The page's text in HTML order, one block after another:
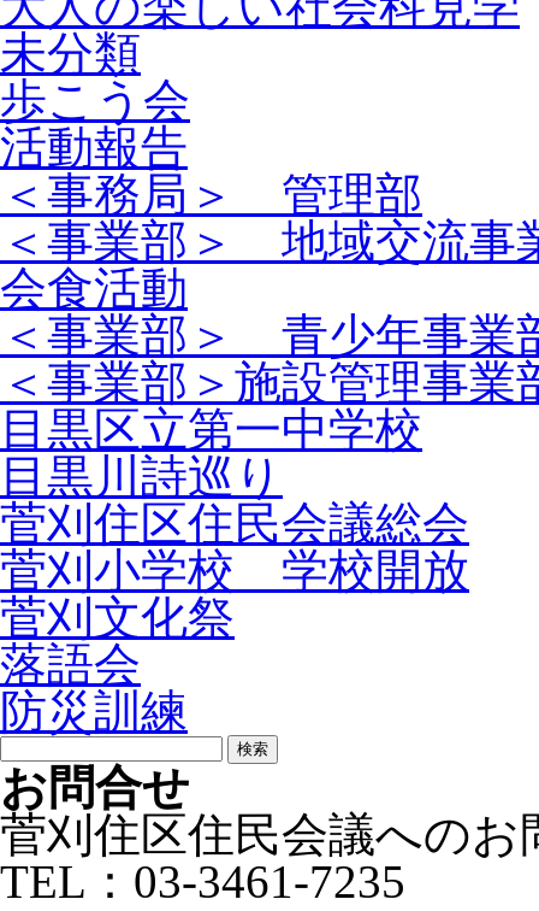
未分類
歩こう会
活動報告
＜事務局＞ 管理部
＜事業部＞ 地域交流事
会食活動
＜事業部＞ 青少年事業
＜事業部＞施設管理事業
目黒区立第一中学校
目黒川詩巡り
菅刈住区住民会議総会
菅刈小学校 学校開放
菅刈文化祭
落語会
防災訓練
検
索:
お問合せ
菅刈住区住民会議への
TEL：03-3461-7235